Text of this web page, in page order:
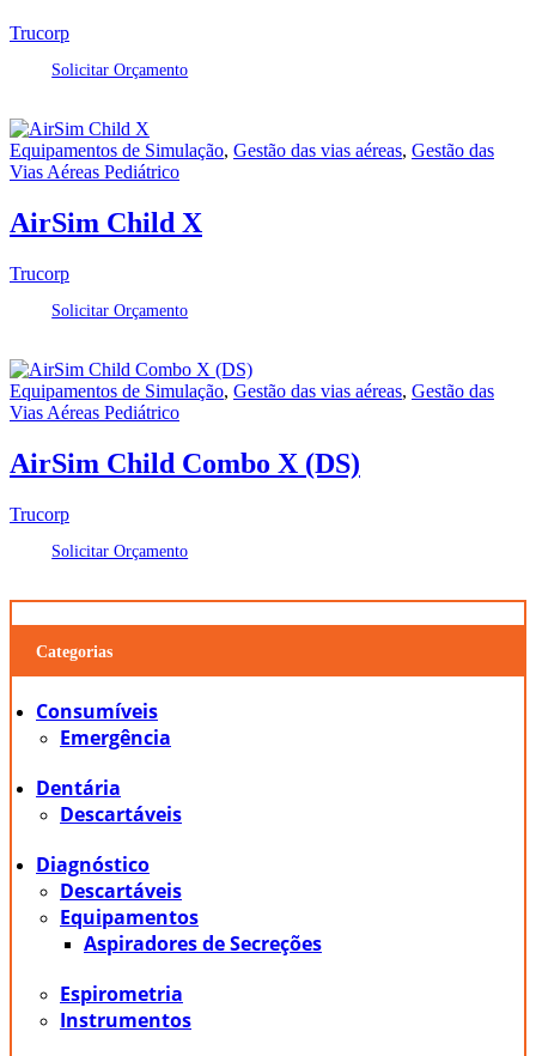
Trucorp
Solicitar Orçamento
Equipamentos de Simulação, Gestão das vias aéreas, Gestão das
Vias Aéreas Pediátrico
AirSim Child X
Trucorp
Solicitar Orçamento
Equipamentos de Simulação, Gestão das vias aéreas, Gestão das
Vias Aéreas Pediátrico
AirSim Child Combo X (DS)
Trucorp
Solicitar Orçamento
Categorias
Consumíveis
Emergência
Dentária
Descartáveis
Diagnóstico
Descartáveis
Equipamentos
Aspiradores de Secreções
Espirometria
Instrumentos